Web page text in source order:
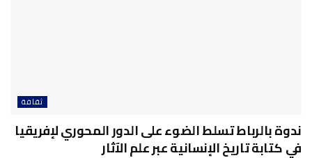
ثقافة
ندوة بالرباط تسلط الضوء على الدور المحوري لإفريقيا
في كتابة تاريخ الإنسانية عبر علم الآثار